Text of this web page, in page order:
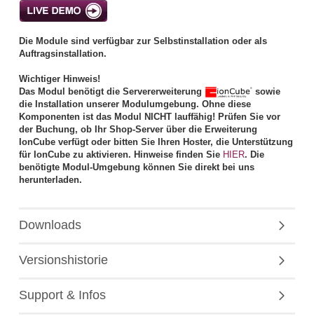
Die Module sind verfügbar zur Selbstinstallation oder als
Auftragsinstallation.
Wichtiger Hinweis!
Das Modul benötigt die Servererweiterung
sowie
die Installation unserer Modulumgebung. Ohne diese
Komponenten ist das Modul NICHT lauffähig! Prüfen Sie vor
der Buchung, ob Ihr Shop-Server über die Erweiterung
IonCube verfügt oder bitten Sie Ihren Hoster, die Unterstützung
für IonCube zu aktivieren. Hinweise finden Sie HIER. Die
benötigte Modul-Umgebung können Sie direkt bei uns
herunterladen.
Downloads
Versionshistorie
Support & Infos